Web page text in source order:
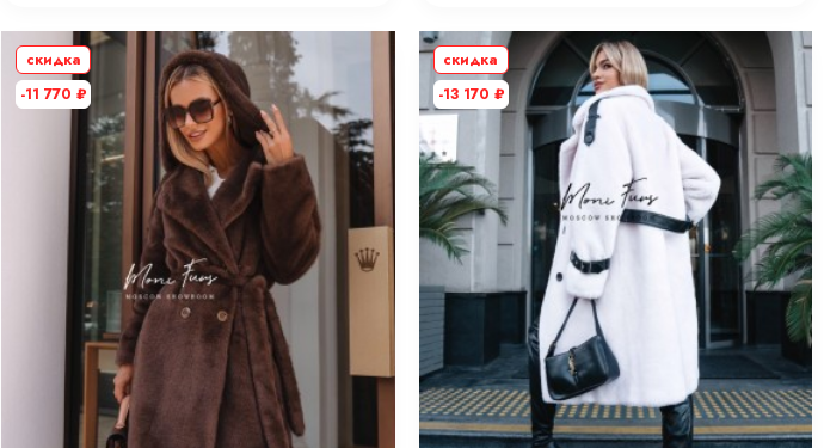
скидка
-11 770₽
скидка
-13 170 ₽